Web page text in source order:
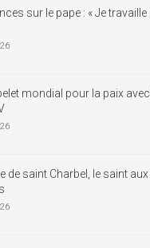
sur le pape : « Je
mondial pour la paix
de saint Charbel, le saint